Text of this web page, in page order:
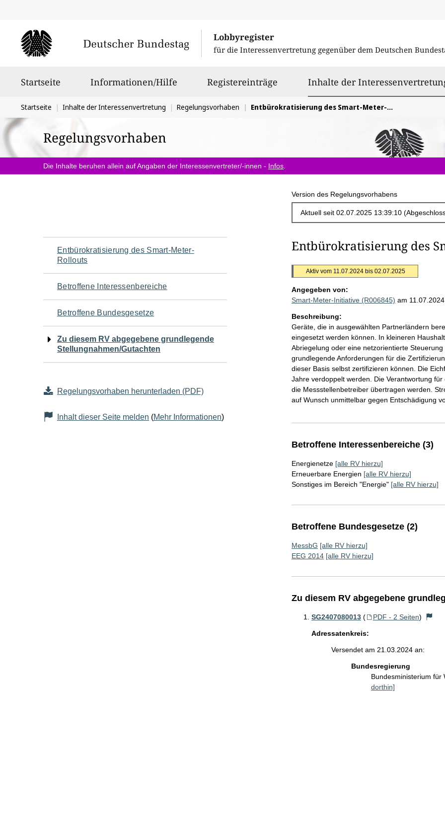
Lobbyregister
für die Interessenvertretung gegenüber dem Deutschen
Startseite Informationen/Hilfe Registereinträge Inhalte der
Sie
befinden
sich
hier:
Startseite Inhalte der Interessenvertretung Regelungsvorhaben Entbürokratisierung des Smart-Meter-Rollouts
Regelungsvorhaben
Die Inhalte beruhen allein auf Angaben der Interessenvertreter/-innen - Infos
Version des Regelungsvorhabens
Navigation
für
den
Seiteninhalt
Entbürokratisierung des Smart-Meter-
Rollouts
Betroffene Interessenbereiche
Betroffene Bundesgesetze
Zu diesem RV abgegebene grundlegende
Stellungnahmen/Gutachten
Regelungsvorhaben herunterladen (PDF)
Inhalt dieser Seite melden (Mehr Informationen)
Entbürokratisierung des
Aktiv vom 11.07.2024 bis 02.07.2025
Angegeben von:
Smart-Meter-Initiative (R006845) am 11.07.2024
Beschreibung:
Geräte, die in ausgewählten Partnerländern
eingesetzt werden können. In kleineren
Abriegelung oder eine netzorientierte
grundlegende Anforderungen für die
dieser Basis selbst zertifizieren können. Die
Jahre verdoppelt werden. Die Verantwortung
die Messstellenbetreiber übertragen werden.
auf Wunsch unmittelbar gegen Entschädigung
Betroffene Interessenbereiche (3)
Energienetze [alle RV hierzu]
Erneuerbare Energien [alle RV hierzu]
Sonstiges im Bereich "Energie" [alle RV hierzu]
Betroffene Bundesgesetze (2)
MessbG [alle RV hierzu]
EEG 2014 [alle RV hierzu]
Zu diesem RV abgegebene
SG2407080013 ( PDF - 2 Seiten)
Adressatenkreis:
Versendet am 21.03.2024 an:
Bundesregierung
Bundesministerium für
dorthin]